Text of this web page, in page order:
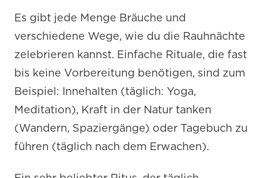
Es gibt jede Menge Bräuche und
verschiedene Wege, wie du die Rauhnächte
zelebrieren kannst. Einfache Rituale, die fast
bis keine Vorbereitung benötigen, sind zum
Beispiel: Innehalten (täglich: Yoga,
Meditation), Kraft in der Natur tanken
(Wandern, Spaziergänge) oder Tagebuch zu
führen (täglich nach dem Erwachen).